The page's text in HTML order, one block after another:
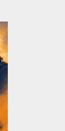
2026
Kamu